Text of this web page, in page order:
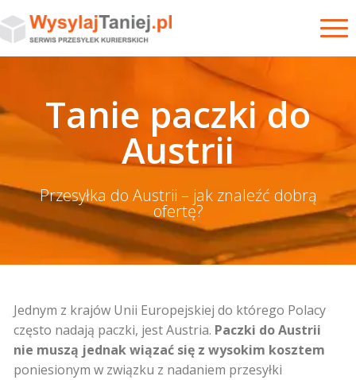
Tanie paczki do
Austrii
Przesyłka do Austrii – jak znaleźć dobrą
ofertę?
Jednym z krajów Unii Europejskiej do którego Polacy
często nadają paczki, jest Austria. Paczki do Austrii
nie muszą jednak wiązać się z wysokim kosztem
poniesionym w związku z nadaniem przesyłki